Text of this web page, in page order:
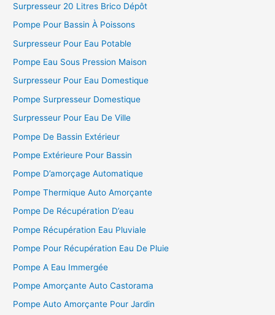
Surpresseur 20 Litres Brico Dépôt
Pompe Pour Bassin À Poissons
Surpresseur Pour Eau Potable
Pompe Eau Sous Pression Maison
Surpresseur Pour Eau Domestique
Pompe Surpresseur Domestique
Surpresseur Pour Eau De Ville
Pompe De Bassin Extérieur
Pompe Extérieure Pour Bassin
Pompe D’amorçage Automatique
Pompe Thermique Auto Amorçante
Pompe De Récupération D’eau
Pompe Récupération Eau Pluviale
Pompe Pour Récupération Eau De Pluie
Pompe A Eau Immergée
Pompe Amorçante Auto Castorama
Pompe Auto Amorçante Pour Jardin